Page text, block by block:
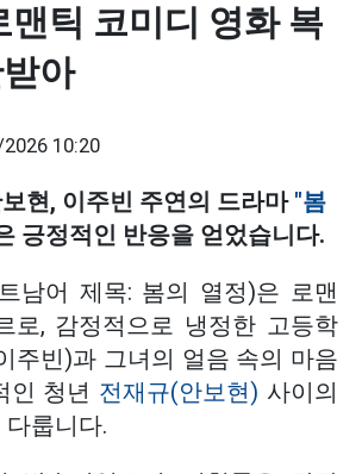
맨틱 코미디 영화 복
아
10:20
현, 이주빈 주연의 드라마 "봄
긍정적인 반응을 얻었습니다.
남어 제목: 봄의 열정)은 로맨
로, 감정적으로 냉정한 고등학
주빈)과 그녀의 얼음 속의 마음
인 청년 전재규(안보현) 사이의
룹니다.